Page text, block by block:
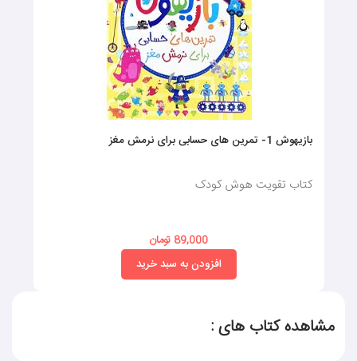
بازیهوش 1- تمرین های حسابی برای نرمش مغز
کتاب تقویت هوش کودک
89,000 تومان
افزودن به سبد خرید
مشاهده کتاب های :